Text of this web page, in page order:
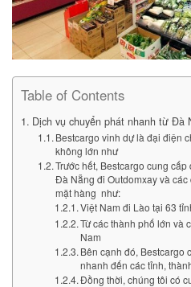
Table of Contents
Dịch vụ chuyển phát nhanh từ Đà
Bestcargo vinh dự là đại điện
không lớn như
Trước hết, Bestcargo cung
Đà Nẵng đi Outdomxay và
mặt hàng như:
Việt Nam đi Lào tại 63
Từ các thành phố lớn và
Nam
Bên cạnh đó, Bestcargo
nhanh đến các tỉnh,
Đồng thời, chúng tôi có